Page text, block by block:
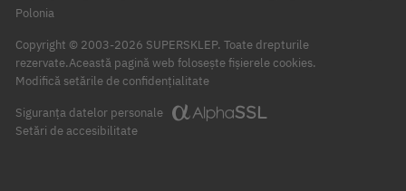
Polonia
Copyright © 2003-2026 SUPERSKLEP. Toate drepturile
rezervate.Această pagină web folosește fișierele cookies.
Modifică setările de confidențialitate
Siguranța datelor personale
Setări de accesibilitate